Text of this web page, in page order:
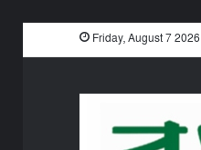
Friday, August 7 2026